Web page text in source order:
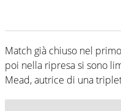
Match già chiuso nel
poi nella ripresa si sono
Mead, autrice di una